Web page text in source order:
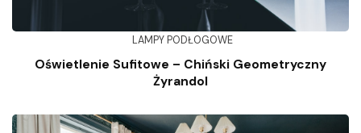
LAMPY PODŁOGOWE
Oświetlenie Sufitowe – Chiński Geometryczny
Żyrandol